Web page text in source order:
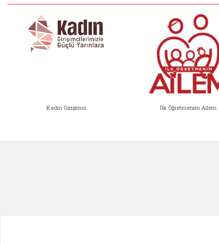
Kadın Girişimci İlk Öğretmenim Ailem